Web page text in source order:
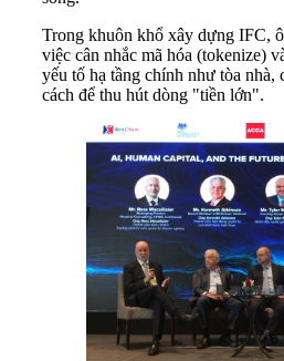
Trong khuôn khổ xây dựng IFC,
việc cân nhắc mã hóa (tokenize)
yếu tố hạ tầng chính như tòa
cách để thu hút dòng "tiền lớn".